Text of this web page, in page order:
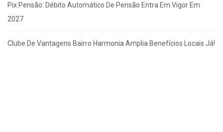
Pix Pensão: Débito Automático De Pensão Entra Em Vigor Em
2027
Clube De Vantagens Bairro Harmonia Amplia Benefícios Locais Já!